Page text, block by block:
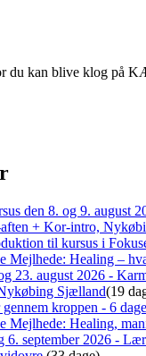
du kan blive klog på
den 8. og 9. august
+ Kor-intro,
til kursus i
Mejlhede: Healing –
23. august 2026 -
Sjælland(19
kroppen - 6
Mejlhede: Healing,
6. september 2026 -